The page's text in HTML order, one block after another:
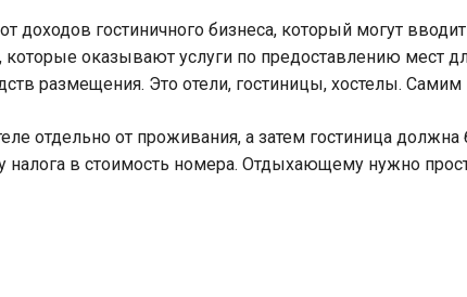
доходов гостиничного бизнеса, который могут
которые оказывают услуги по предоставлению мест
размещения. Это отели, гостиницы, хостелы. Самим
отдельно от проживания, а затем гостиница
в стоимость номера. Отдыхающему нужно